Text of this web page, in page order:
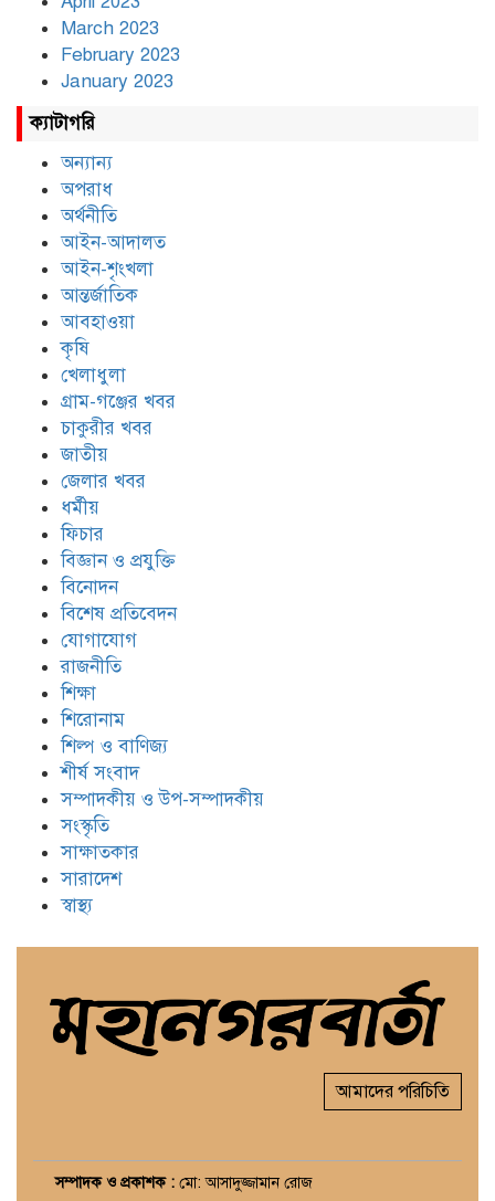
March 2023
February 2023
January 2023
ক্যাটাগরি
অন্যান্য
অপরাধ
অর্থনীতি
আইন-আদালত
আইন-শৃংখলা
আন্তর্জাতিক
আবহাওয়া
কৃষি
খেলাধুলা
গ্রাম-গঞ্জের খবর
চাকুরীর খবর
জাতীয়
জেলার খবর
ধর্মীয়
ফিচার
বিজ্ঞান ও প্রযুক্তি
বিনোদন
বিশেষ প্রতিবেদন
যোগাযোগ
রাজনীতি
শিক্ষা
শিরোনাম
শিল্প ও বাণিজ্য
শীর্ষ সংবাদ
সম্পাদকীয় ও উপ-সম্পাদকীয়
সংস্কৃতি
সাক্ষাতকার
সারাদেশ
স্বাস্থ্য
আমাদের পরিচিতি
সম্পাদক ও প্রকাশক : মো: আসাদুজ্জামান রোজ